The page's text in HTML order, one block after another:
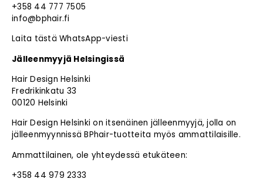
+358 44 777 7505
info@bphair.fi
Laita tästä WhatsApp-viesti
Jälleenmyyjä Helsingissä
Hair Design Helsinki
Fredrikinkatu 33
00120 Helsinki
Hair Design Helsinki on itsenäinen jälleenmyyjä, jolla on
jälleenmyynnissä BPhair-tuotteita myös ammattilaisille.
Ammattilainen, ole yhteydessä etukäteen:
+358 44 979 2333